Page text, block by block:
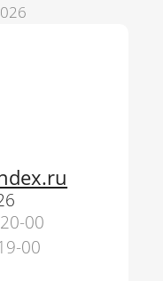
00
00